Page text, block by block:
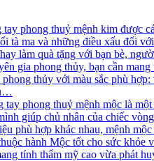
tay phong thuỷ mệnh kim được
tà ma và những điều xấu đối
làm quà tặng với bạn bè,
gia phong thủy, bạn cần
thủy với màu sắc phù
tay phong thuỷ mệnh mộc là
giúp chủ nhân của chiếc
phù hợp khác nhau, mệnh
hành Mộc tốt cho sức
tính thẩm mỹ cao vừa phát